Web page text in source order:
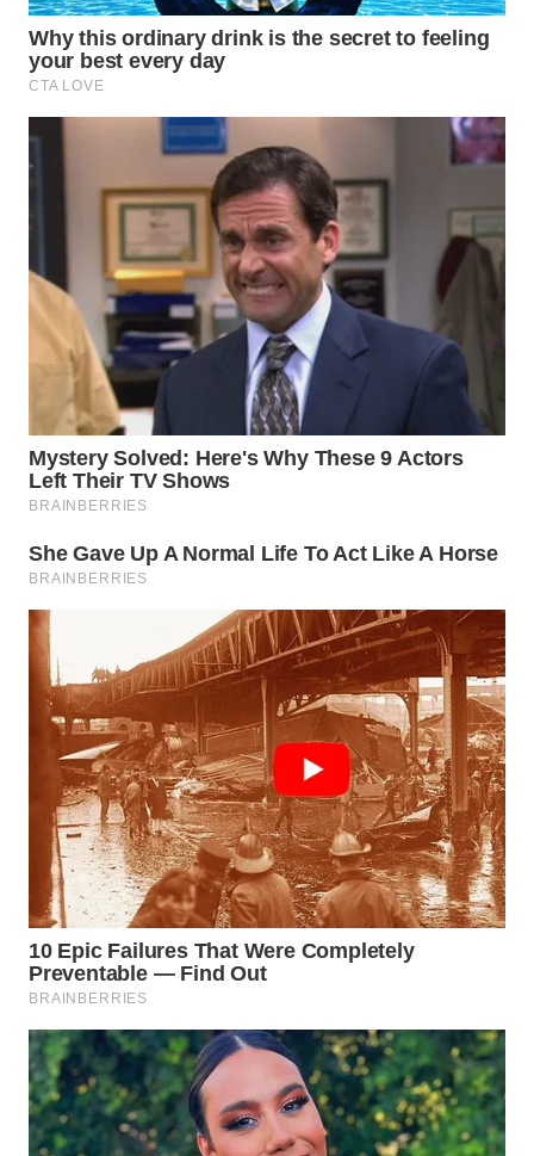
TIMUR
WN
BOROBUDUR
WN
MADURA
WN
SURABAYA
WN
NATUNA
BINTAN
WN
MANDALIKA
WN
LIKUPANG
WN
LABUANBAJO
WN
BORNEO
Wahana
Media
Group
WAHANA